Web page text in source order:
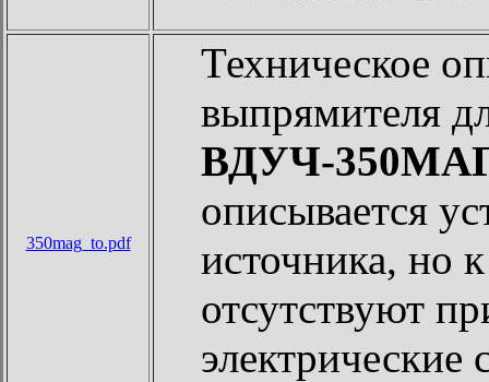
350mag_to.pdf
Техническое
выпрямителя
ВДУЧ-
описывается
источника, но
отсутствуют
электрические